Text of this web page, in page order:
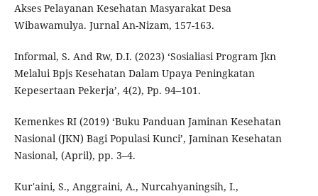
Akses Pelayanan Kesehatan Masyarakat Desa
Wibawamulya. Jurnal An-Nizam, 157-163.
Informal, S. And Rw, D.I. (2023) ‘Sosialiasi Program Jkn
Melalui Bpjs Kesehatan Dalam Upaya Peningkatan
Kepesertaan Pekerja’, 4(2), Pp. 94–101.
Kemenkes RI (2019) ‘Buku Panduan Jaminan Kesehatan
Nasional (JKN) Bagi Populasi Kunci’, Jaminan Kesehatan
Nasional, (April), pp. 3–4.
Kur'aini, S., Anggraini, A., Nurcahyaningsih, I.,